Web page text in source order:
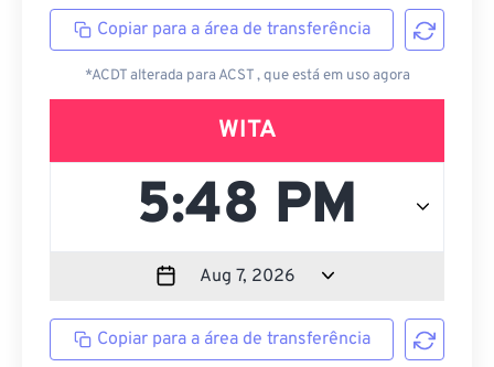
Copiar para a área de transferência
*ACDT alterada para ACST , que está em uso agora
WITA
Copiar para a área de transferência